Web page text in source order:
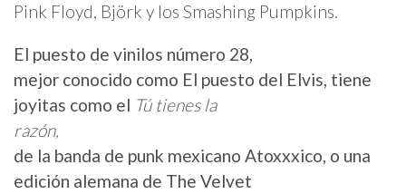
Pink Floyd, Björk y los Smashing Pumpkins.
El puesto de vinilos número 28,
mejor conocido como El puesto del Elvis, tiene
joyitas como el Tú tienes la
razón,
de la banda de punk mexicano Atoxxxico, o una
edición alemana de The Velvet